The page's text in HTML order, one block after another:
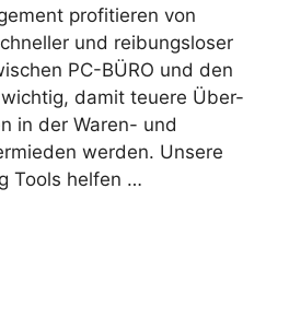
profitieren von
und reibungsloser
PC-BÜRO und den
damit teuere Über-
in der Waren- und
werden. Unsere
Tools helfen …